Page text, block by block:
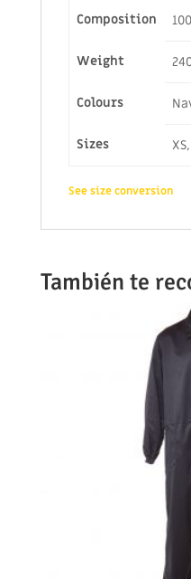
Composition
Weight
Colours
Sizes
See size conversion
También te